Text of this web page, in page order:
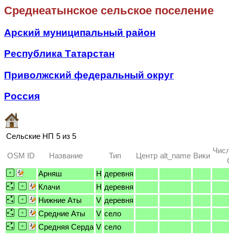
Среднеатынское сельское поселение
Арский муниципальный район
Республика Татарстан
Приволжский федеральный округ
Россия
Сельские НП 5 из 5
OSM ID Название Тип Центр alt_name Вики
Арняш
H деревня
Клачи
H деревня
Нижние Аты
V деревня
Средние Аты
V село
Средняя Серда V село